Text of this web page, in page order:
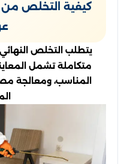
كيفية التخلص من
يتطلب التخلص
متكاملة تشمل
المناسب، ومعالجة